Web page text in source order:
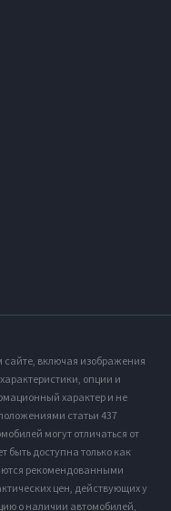
включая изображения
опции и
характер и не
статьи 437
могут отличаться от
быть доступна только как
рекомендованными
цен, действующих у
о наличии автомобилей,